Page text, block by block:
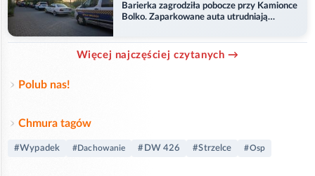
Barierka zagrodziła pobocze przy Kamionce
Bolko. Zaparkowane auta utrudniają
Więcej najczęściej czytanych →
Polub nas!
Chmura tagów
#Wypadek #Dachowanie #DW 426 #Strzelce #Osp